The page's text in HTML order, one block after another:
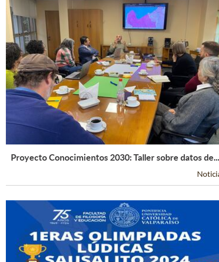
Leer Más +
Proyecto Conocimientos 2030: Taller sobre datos de...